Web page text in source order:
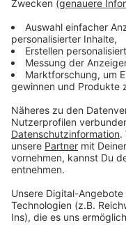
Lifestyle oder
Zum
Du